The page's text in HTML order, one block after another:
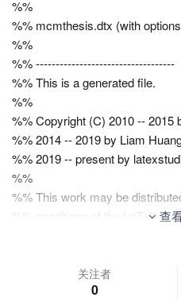
%%
%% mcmthesis.dtx (with
%%
%% -----------------------------------
%% This is a generated file.
%%
%% Copyright (C) 2010 -- 2015
%% 2014 -- 2019 by Liam
%% 2019 -- present by
%%
%% This work may be
%% conditions of the LaTeX
%% The latest version of this
http://www.latex-project.org/
查
关注者
0